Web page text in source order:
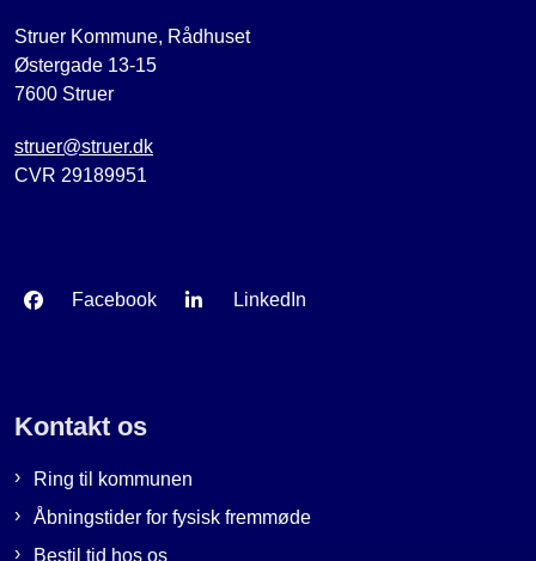
Struer Kommune, Rådhuset
Østergade 13-15
7600 Struer
struer@struer.dk
CVR 29189951
Facebook LinkedIn
Kontakt os
Ring til kommunen
Åbningstider for fysisk fremmøde
Bestil tid hos os